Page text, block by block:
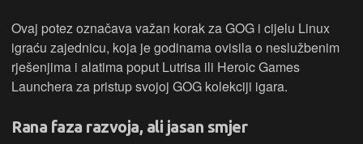
Ovaj potez označava važan korak za GOG i cijelu Linux
igraću zajednicu, koja je godinama ovisila o neslužbenim
rješenjima i alatima poput Lutrisa ili Heroic Games
Launchera za pristup svojoj GOG kolekciji igara.
Rana faza razvoja, ali jasan smjer